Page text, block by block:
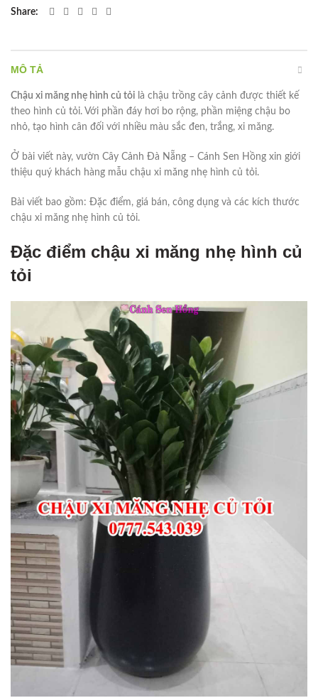
Share
MÔ TẢ
Chậu xi măng nhẹ hình củ tỏi là chậu trồng cây cảnh được thiết kế
theo hình củ tỏi. Với phần đáy hơi bo rộng, phần miệng chậu bo
nhỏ, tạo hình cân đối với nhiều màu sắc đen, trắng, xi măng.
Ở bài viết này, vườn Cây Cảnh Đà Nẵng – Cánh Sen Hồng xin giới
thiệu quý khách hàng mẫu chậu xi măng nhẹ hình củ tỏi.
Bài viết bao gồm: Đặc điểm, giá bán, công dụng và các kích thước
chậu xi măng nhẹ hình củ tỏi.
Đặc điểm chậu xi măng nhẹ hình củ
tỏi